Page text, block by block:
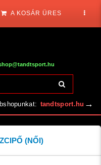
A KOSÁR ÜRES
tandtsport.hu →
(NŐI)